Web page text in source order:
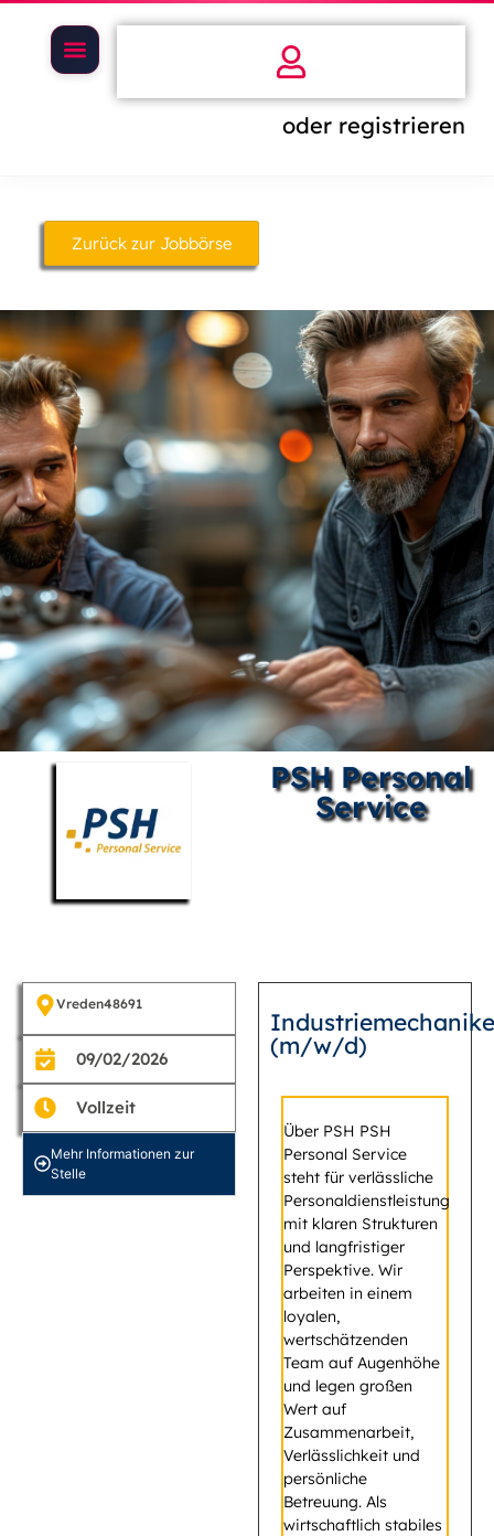
oder registrieren
Zurück zur Jobbörse
PSH Personal
Service
Vreden48691
09/02/2026
Vollzeit
Mehr Informationen zur
Stelle
(m/w/d)
Über PSH PSH
Personal Service
steht für verlässliche
Personaldienstleistung
mit klaren Strukturen
und langfristiger
Perspektive. Wir
arbeiten in einem
loyalen,
wertschätzenden
Team auf Augenhöhe
und legen großen
Wert auf
Zusammenarbeit,
Verlässlichkeit und
persönliche
Betreuung. Als
wirtschaftlich stabiles